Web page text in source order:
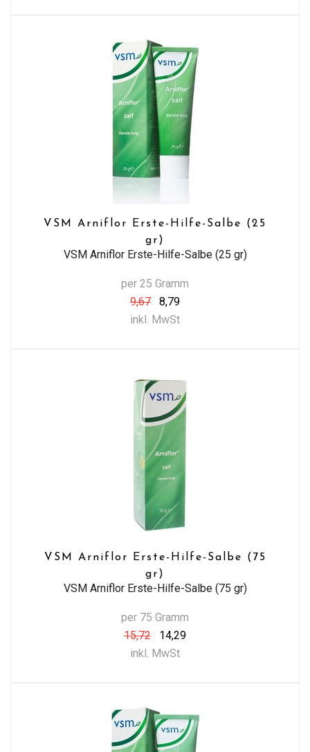
VSM Arniflor Erste-Hilfe-Salbe (25
gr)
VSM Arniflor Erste-Hilfe-Salbe (25 gr)
per 25 Gramm
9,67
8,79
inkl. MwSt
VSM Arniflor Erste-Hilfe-Salbe (75
gr)
VSM Arniflor Erste-Hilfe-Salbe (75 gr)
per 75 Gramm
15,72
14,29
inkl. MwSt